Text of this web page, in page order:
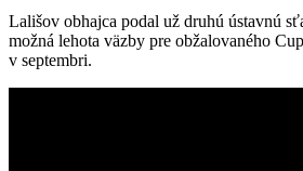
Lališov obhajca podal už druhú ústavnú
možná lehota väzby pre obžalovaného
v septembri.